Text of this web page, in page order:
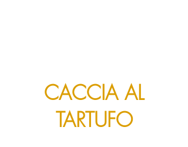
CACCIA AL
TARTUFO